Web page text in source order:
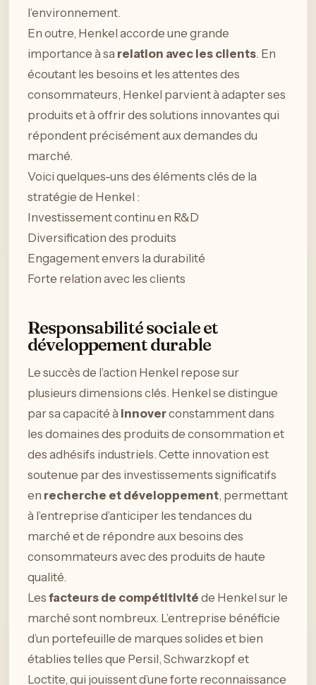
l’environnement.
En outre, Henkel accorde une grande
importance à sa relation avec les clients. En
écoutant les besoins et les attentes des
consommateurs, Henkel parvient à adapter ses
produits et à offrir des solutions innovantes qui
répondent précisément aux demandes du
marché.
Voici quelques-uns des éléments clés de la
stratégie de Henkel :
Investissement continu en R&D
Diversification des produits
Engagement envers la durabilité
Forte relation avec les clients
Responsabilité sociale et
développement durable
Le succès de l’action Henkel repose sur
plusieurs dimensions clés. Henkel se distingue
par sa capacité à innoverconstamment dans
les domaines des produits de consommation et
des adhésifs industriels. Cette innovation est
soutenue par des investissements significatifs
en recherche et développement, permettant
à l’entreprise d’anticiper les tendances du
marché et de répondre aux besoins des
consommateurs avec des produits de haute
qualité.
Les facteurs de compétitivité de Henkel sur le
marché sont nombreux. L’entreprise bénéficie
d’un portefeuille de marques solides et bien
établies telles que Persil, Schwarzkopf et
Loctite, qui jouissent d’une forte reconnaissance